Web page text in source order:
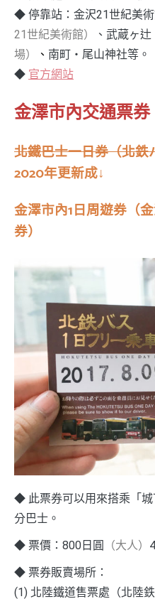
◆ 停靠站：金沢21世紀美
21世紀美術館）
、武蔵ヶ
場）
、 南町‧尾山神社等。
◆ 官方網站
金澤市內交通票券
北鐵巴士一日券（北鉄
2020年更新成↓
金澤市內1日周遊券（
券）
◆ 此票券可以用來搭乘「
分巴士。
◆ 票價：800日圓
（大人）
◆ 票券販賣場所：
(1) 北陸鐵道售票處（北陸